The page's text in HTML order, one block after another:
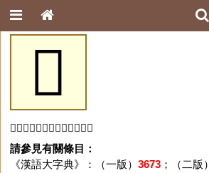
𧡷
「𧡷」字未收錄於本資料庫。
請參見有關條目：
《漢語大字典》：（一版） 3673；（二版）